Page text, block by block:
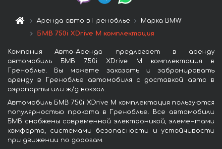
Аренда авто в Греноблье
Марка BMW
БМВ 750i XDrive M комплектация
Компания Авто-Аренда предлагает в аренду
автомобиль БМВ 750i XDrive M комплектация в
Греноблье. Вы можете заказать и забронировать
аренду в Греноблье автомобиля с доставкой авто в
аэропорты или ж/д вокзал.
Автомобиль БМВ 750i XDrive M комплектация пользуются
популярностью проката в Греноблье. Все автомобили
БМВ снабжены современной электроникой, элементами
комфорта, системами безопасности и устойчивости
при движении по дорогам.